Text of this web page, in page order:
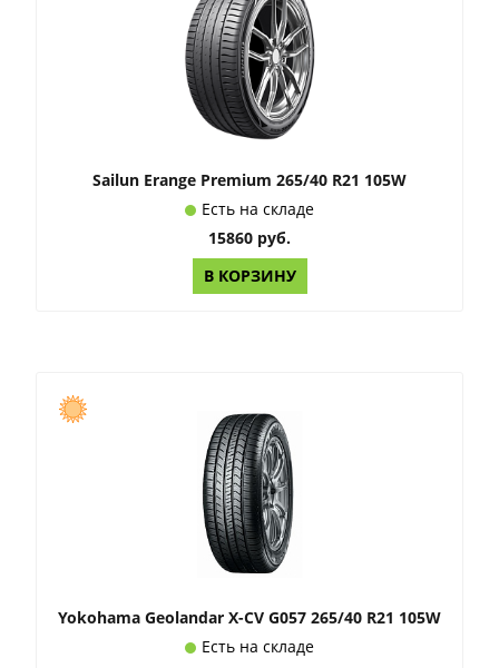
Sailun Erange Premium 265/40 R21 105W
Есть на складе
15860 руб.
В КОРЗИНУ
Yokohama Geolandar X-CV G057 265/40 R21 105W
Есть на складе